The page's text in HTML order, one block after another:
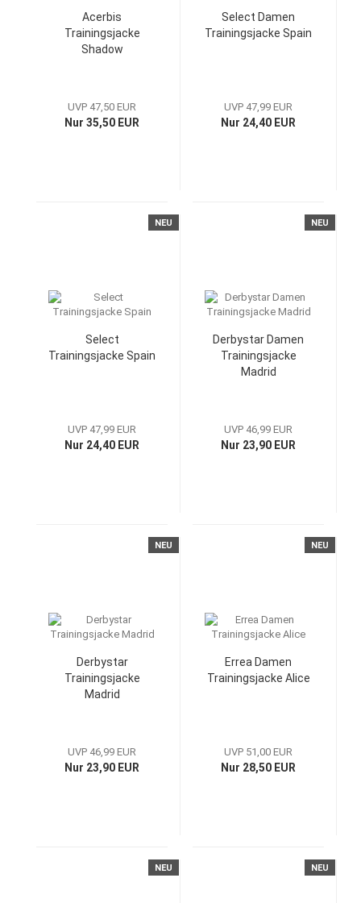
Acerbis
Trainingsjacke
Shadow
UVP 47,50 EUR
Nur 35,50 EUR
Select Damen
Trainingsjacke Spain
UVP 47,99 EUR
Nur 24,40 EUR
NEU
Select
Trainingsjacke Spain
UVP 47,99 EUR
Nur 24,40 EUR
NEU
Derbystar Damen
Trainingsjacke
Madrid
UVP 46,99 EUR
Nur 23,90 EUR
NEU
Derbystar
Trainingsjacke
Madrid
UVP 46,99 EUR
Nur 23,90 EUR
NEU
Errea Damen
Trainingsjacke Alice
UVP 51,00 EUR
Nur 28,50 EUR
NEU NEU